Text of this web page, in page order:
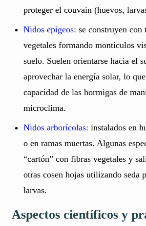
proteger el couvain (huevos,
Nidos epigeos: se construyen con
vegetales formando montículos
suelo. Suelen orientarse hacia el
aprovechar la energía solar, lo
capacidad de las hormigas de
microclima.
Nidos arborícolas: instalados en
o en ramas muertas. Algunas
“cartón” con fibras vegetales y
otras cosen hojas utilizando seda
larvas.
Aspectos científicos y